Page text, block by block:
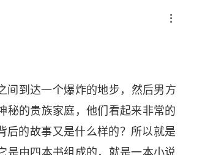
间到达一个爆炸的地步，然后男方
秘的贵族家庭，他们看起来非常的
的故事又是什么样的？所以就是
是由四本书组成的，就是一本小说